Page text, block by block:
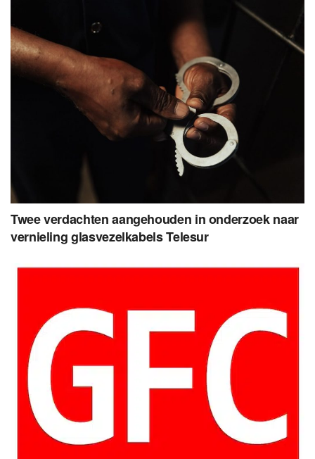
Twee verdachten aangehouden in onderzoek naar
vernieling glasvezelkabels Telesur